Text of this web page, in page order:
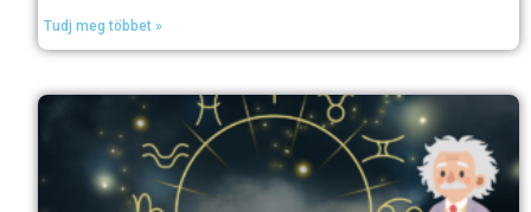
Tudj meg többet »